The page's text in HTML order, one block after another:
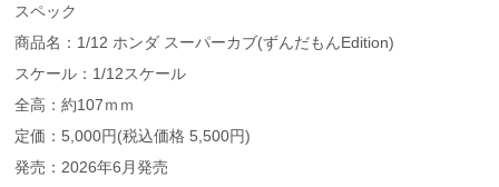
スペック
商品名：1/12 ホンダ スーパーカブ(ずんだもんEdition)
スケール：1/12スケール
全高：約107ｍｍ
定価：5,000円(税込価格 5,500円)
発売：2026年6月発売